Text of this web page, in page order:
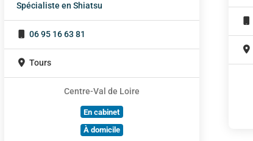
Spécialiste en Shiatsu
06 95 16 63 81
Tours
Centre-Val de Loire
En cabinet
À domicile